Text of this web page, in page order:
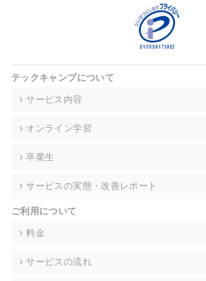
者等に提供することがあります。
当社は事業運営上、前項利用目的の範囲に
高い委託先を選定し、個人情報の適正管理・
個人情報の開示等(利用目的の通知、開示、
て、下記の当社問合わせ窓口に申し出ること
的な期間内に対応いたします。ただし、申請
により、ご希望に添えない場合があります。
グなどの個人情報以外の情報については、原
テックキャンプについて
サービス内容
オンライン学習
卒業生
サービスの実態・改善レポート
ご利用について
料金
サービスの流れ